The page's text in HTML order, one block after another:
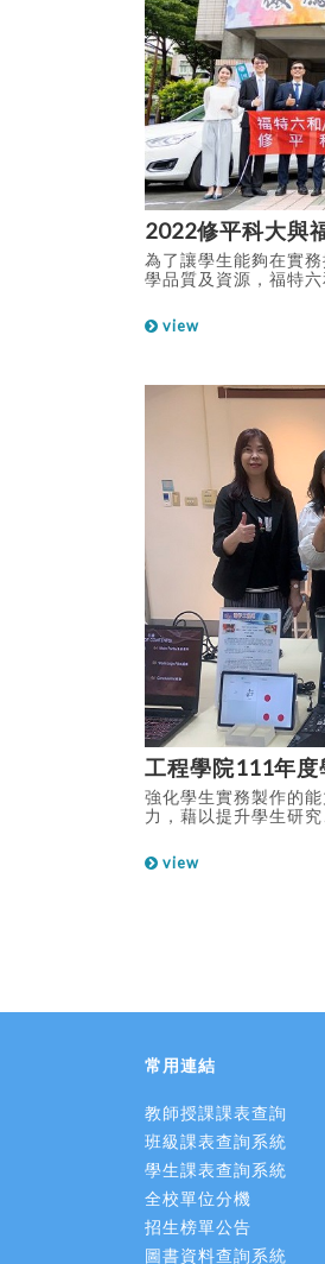
2022修平科大與
為了讓學生能夠在實
學品質及資源，福特
提供該校學生實習車
的構造與維護保養流
職，為福特汽車解決
程中實際操作最新款
學能量，也與汽車產
的汽修技能，畢業後
view
工程學院111年
強化學生實務製作的
力，藉以提升學生研
示工程學院學生年度
成果。
view
常用連結
教師授課課表查詢
班級課表查詢系統
學生課表查詢系統
全校單位分機
招生榜單公告
圖書資料查詢系統